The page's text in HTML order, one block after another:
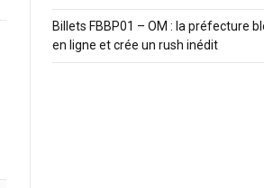
Billets FBBP01 – OM : la préfecture
en ligne et crée un rush inédit